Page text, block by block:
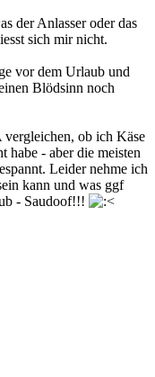
der Anlasser oder das
sich mir nicht.
vor dem Urlaub und
Blödsinn noch
vergleichen, ob ich Käse
habe - aber die meisten
Leider nehme ich
kann und was ggf
- Saudoof!!!